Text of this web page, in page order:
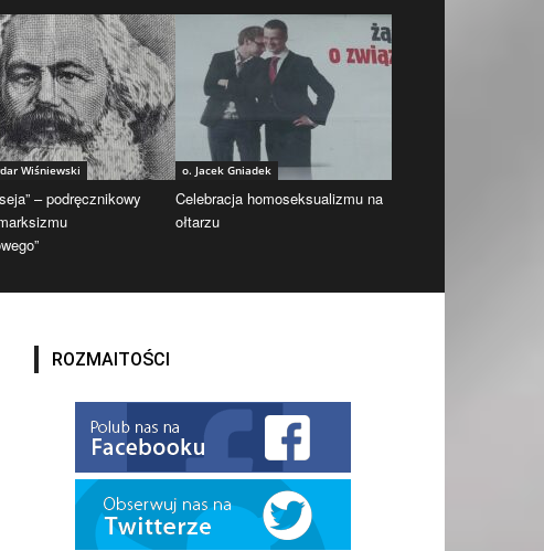
Wiśniewski
– podręcznikowy
o. Jacek Gniadek
Celebracja homoseksualizmu na
ołtarzu
ROZMAITOŚCI